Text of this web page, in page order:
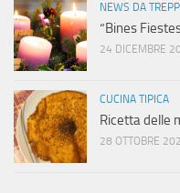
NEWS DA
“Bines
24 DICEMBRE
CUCINA TIPICA
Ricetta delle
28 OTTOBRE